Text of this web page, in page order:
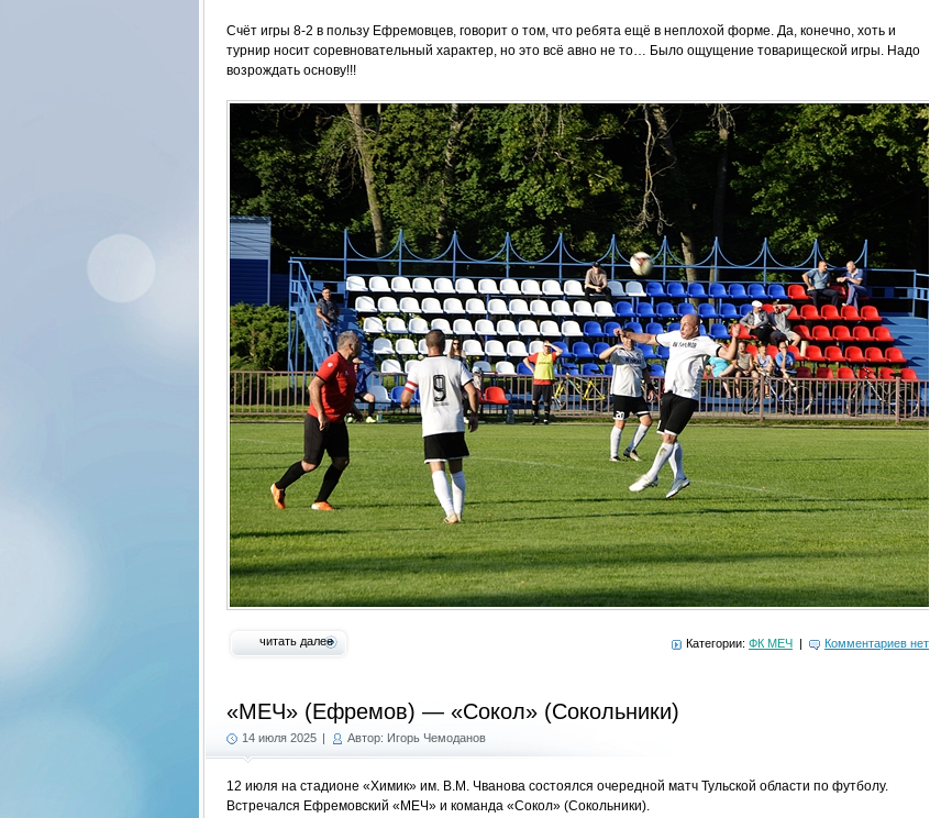
Счёт игры 8-2 в пользу Ефремовцев, говорит о том, что ребята ещё в неплохой форме. Да, конечно, хоть и
турнир носит соревновательный характер, но это всё авно не то… Было ощущение товарищеской игры. Надо
возрождать основу!!!
читать далее Категории: ФК МЕЧ | Комментариев нет
«МЕЧ» (Ефремов) — «Сокол» (Сокольники)
14 июля 2025 | Автор: Игорь Чемоданов
12 июля на стадионе «Химик» им. В.М. Чванова состоялся очередной матч Тульской области по футболу.
Встречался Ефремовский «МЕЧ» и команда «Сокол» (Сокольники).